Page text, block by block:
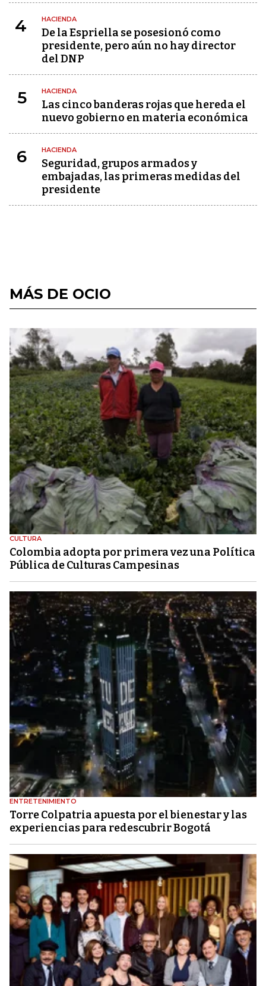
4 HACIENDA
De la Espriella se posesionó como
presidente, pero aún no hay director
del DNP
5 HACIENDA
Las cinco banderas rojas que hereda el
nuevo gobierno en materia económica
6 HACIENDA
Seguridad, grupos armados y
embajadas, las primeras medidas del
presidente
MÁS DE OCIO
CULTURA
Colombia adopta por primera vez una Política
Pública de Culturas Campesinas
ENTRETENIMIENTO
Torre Colpatria apuesta por el bienestar y las
experiencias para redescubrir Bogotá